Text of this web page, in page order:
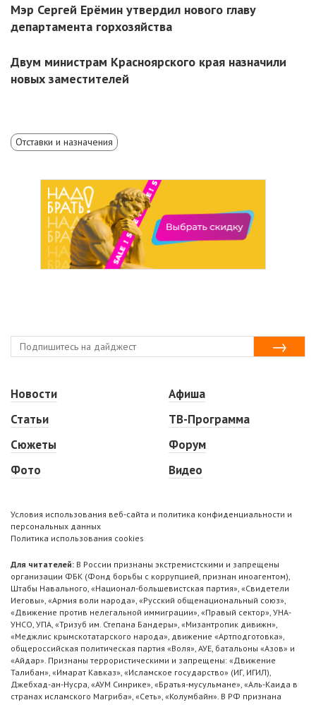
Мэр Сергей Ерёмин утвердил нового главу
департамента горхозяйства
Двум министрам Красноярского края назначили
новых заместителей
Отставки и назначения
Новости
Статьи
Сюжеты
Фото
Афиша
ТВ-Программа
Форум
Видео
Условия использования веб-сайта и политика конфиденциальности и
персональных данных
Политика использования cookies
Для читателей: В России признаны экстремистскими и запрещены
организации ФБК (Фонд борьбы с коррупцией, признан иноагентом),
Штабы Навального, «Национал-большевистская партия», «Свидетели
Иеговы», «Армия воли народа», «Русский общенациональный союз»,
«Движение против нелегальной иммиграции», «Правый сектор», УНА-
УНСО, УПА, «Тризуб им. Степана Бандеры», «Мизантропик дивижн»,
«Меджлис крымскотатарского народа», движение «Артподготовка»,
общероссийская политическая партия «Воля», АУЕ, батальоны «Азов» и
«Айдар». Признаны террористическими и запрещены: «Движение
Талибан», «Имарат Кавказ», «Исламское государство» (ИГ, ИГИЛ),
Джебхад-ан-Нусра, «АУМ Синрике», «Братья-мусульмане», «Аль-Каида в
странах исламского Магриба», «Сеть», «Колумбайн». В РФ признана